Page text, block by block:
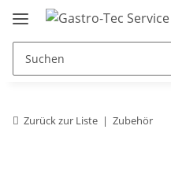
Zurück zur Liste Zubehör